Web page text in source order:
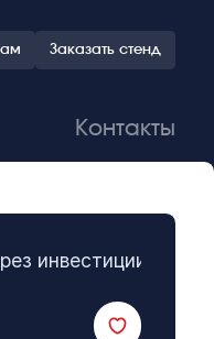
Заказать стенд
Контакты
инвестиции